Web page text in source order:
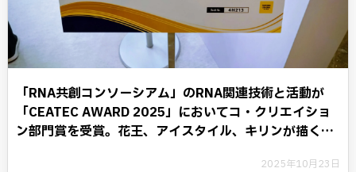
「RNA共創コンソーシアム」のRNA関連技術と活動が
「CEATEC AWARD 2025」においてコ・クリエイショ
ン部門賞を受賞。花王、アイスタイル、キリンが描く
2025年10月23日